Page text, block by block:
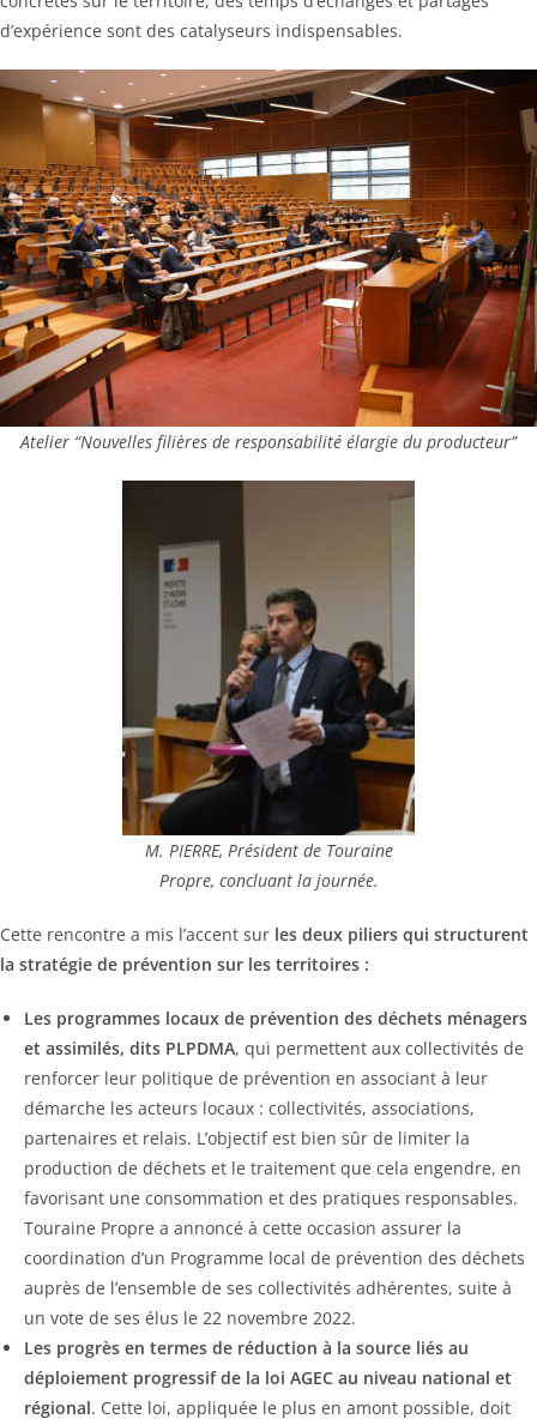
d’expérience sont des catalyseurs indispensables.
Atelier “Nouvelles filières de responsabilité élargie du producteur”
M. PIERRE, Président de Touraine
Propre, concluant la journée.
Cette rencontre a mis l’accent sur les deux piliers qui structurent
la stratégie de prévention sur les territoires :
Les programmes locaux de prévention des déchets ménagers
et assimilés, dits PLPDMA, qui permettent aux collectivités de
renforcer leur politique de prévention en associant à leur
démarche les acteurs locaux : collectivités, associations,
partenaires et relais. L’objectif est bien sûr de limiter la
production de déchets et le traitement que cela engendre, en
favorisant une consommation et des pratiques responsables.
Touraine Propre a annoncé à cette occasion assurer la
coordination d’un Programme local de prévention des déchets
auprès de l’ensemble de ses collectivités adhérentes, suite à
un vote de ses élus le 22 novembre 2022.
Les progrès en termes de réduction à la source liés au
déploiement progressif de la loi AGEC au niveau national et
régional. Cette loi, appliquée le plus en amont possible, doit